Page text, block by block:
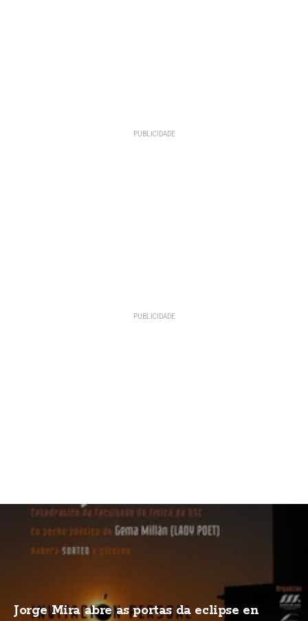
Jorge Mira abre as portas da eclipse en